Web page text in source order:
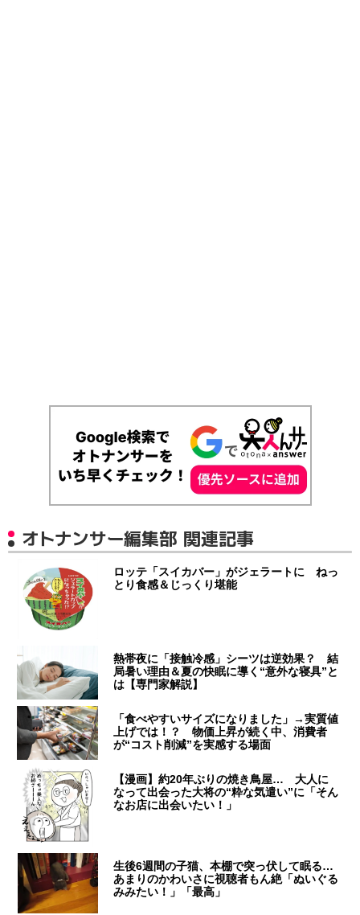
オトナンサー編集部 関連記事
ロッテ「スイカバー」がジェラートに ねっ
とり食感＆じっくり堪能
熱帯夜に「接触冷感」シーツは逆効果？ 結
局暑い理由＆夏の快眠に導く“意外な寝具”と
は【専門家解説】
「食べやすいサイズになりました」→実質値
上げでは！？ 物価上昇が続く中、消費者
が“コスト削減”を実感する場面
【漫画】約20年ぶりの焼き鳥屋… 大人に
なって出会った大将の“粋な気遣い”に「そん
なお店に出会いたい！」
生後6週間の子猫、本棚で突っ伏して眠る…
あまりのかわいさに視聴者もん絶「ぬいぐる
みみたい！」「最高」